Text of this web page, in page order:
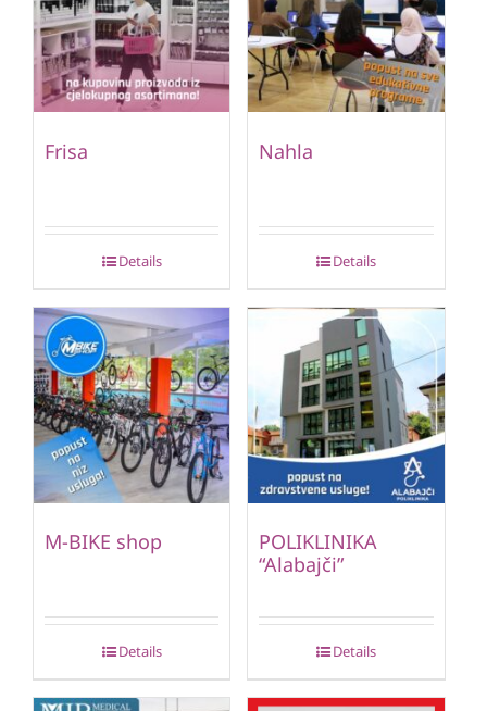
Frisa
Details
Nahla
Details
M-BIKE shop
Details
POLIKLINIKA
“Alabajči”
Details